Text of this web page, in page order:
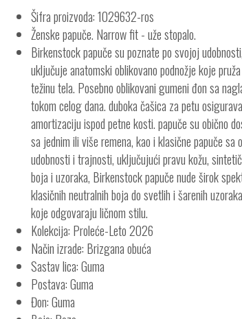
Šifra proizvoda: 1029632-ros
Ženske papuče. Narrow fit - uže stopalo.
Birkenstock papuče su poznate po svojoj
uključuje anatomski oblikovano podnožje koje
težinu tela. Posebno oblikovani gumeni đon sa
tokom celog dana. duboka čašica za petu
amortizaciju ispod petne kosti. papuče su obično
sa jednim ili više remena, kao i klasične papuče
udobnosti i trajnosti, uključujući pravu kožu,
boja i uzoraka, Birkenstock papuče nude širok
klasičnih neutralnih boja do svetlih i šarenih
koje odgovaraju ličnom stilu.
Kolekcija: Proleće-Leto 2026
Način izrade: Brizgana obuća
Sastav lica: Guma
Postava: Guma
Đon: Guma